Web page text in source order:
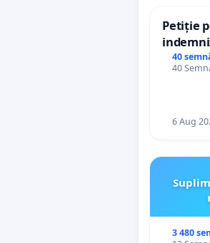
Petiție
de
de
40
40
6 Aug
3 480